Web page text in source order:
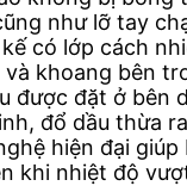
như lỡ tay
có lớp cách
và khoang bên
được đặt ở bên
đổ dầu thừa
hiện đại
khi nhiệt độ